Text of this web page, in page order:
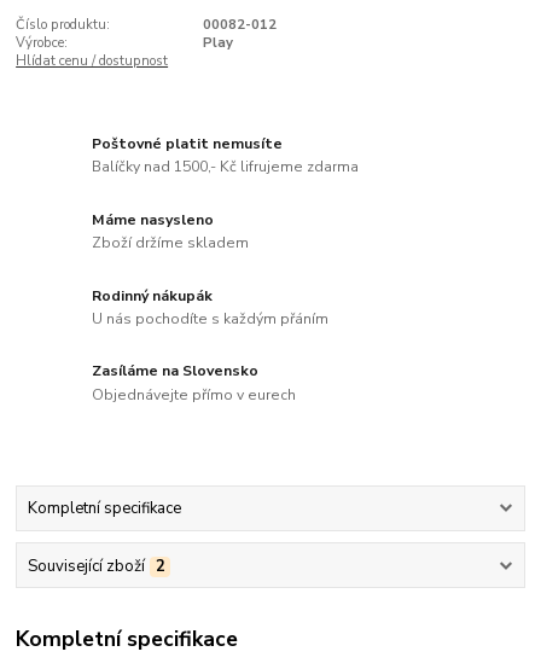
Číslo produktu:
00082-012
Výrobce:
Play
Hlídat cenu / dostupnost
Poštovné platit nemusíte
Balíčky nad 1500,- Kč lifrujeme zdarma
Máme nasysleno
Zboží držíme skladem
Rodinný nákupák
U nás pochodíte s každým přáním
Zasíláme na Slovensko
Objednávejte přímo v eurech
Kompletní specifikace
Související zboží 2
Kompletní specifikace